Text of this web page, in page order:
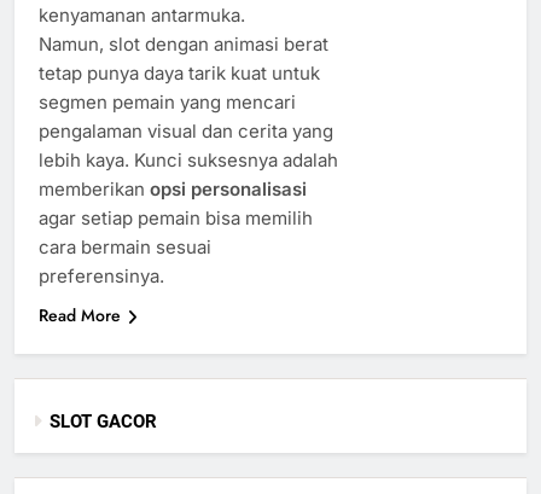
kenyamanan antarmuka.
Namun, slot dengan animasi berat
tetap punya daya tarik kuat untuk
segmen pemain yang mencari
pengalaman visual dan cerita yang
lebih kaya. Kunci suksesnya adalah
memberikan opsi personalisasi
agar setiap pemain bisa memilih
cara bermain sesuai
preferensinya.
Read More
SLOT GACOR